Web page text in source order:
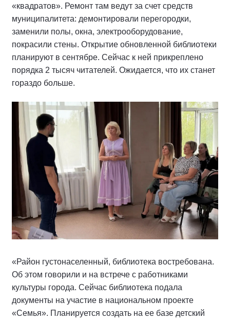
«квадратов». Ремонт там ведут за счет средств
муниципалитета: демонтировали перегородки,
заменили полы, окна, электрооборудование,
покрасили стены. Открытие обновленной библиотеки
планируют в сентябре. Сейчас к ней прикреплено
порядка 2 тысяч читателей. Ожидается, что их станет
гораздо больше.
«Район густонаселенный, библиотека востребована.
Об этом говорили и на встрече с работниками
культуры города. Сейчас библиотека подала
документы на участие в национальном проекте
«Семья». Планируется создать на ее базе детский